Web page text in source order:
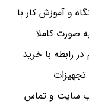
و آموزش کار با
صورت کاملا
رابطه با خرید
سایت و تماس